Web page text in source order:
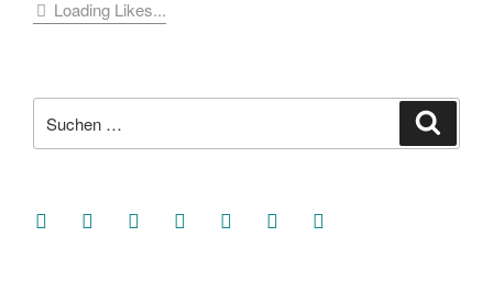
Loading Likes...
nach:
facebooksoundcloud
twitter mastodoninstagramthreads goodreads